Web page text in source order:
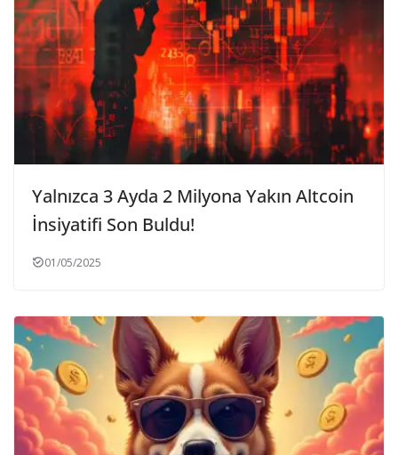
Yalnızca 3 Ayda 2 Milyona Yakın Altcoin
İnsiyatifi Son Buldu!
01/05/2025